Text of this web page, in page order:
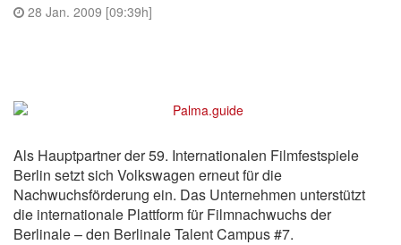
28 Jan. 2009 [09:39h]
Als Hauptpartner der 59. Internationalen Filmfestspiele
Berlin setzt sich Volkswagen erneut für die
Nachwuchsförderung ein. Das Unternehmen unterstützt
die internationale Plattform für Filmnachwuchs der
Berlinale – den Berlinale Talent Campus #7.